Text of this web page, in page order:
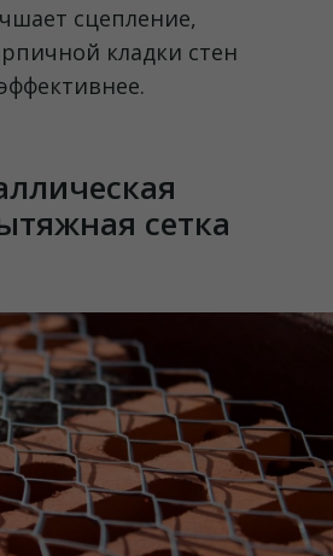
сцепление,
кладки стен
сетка